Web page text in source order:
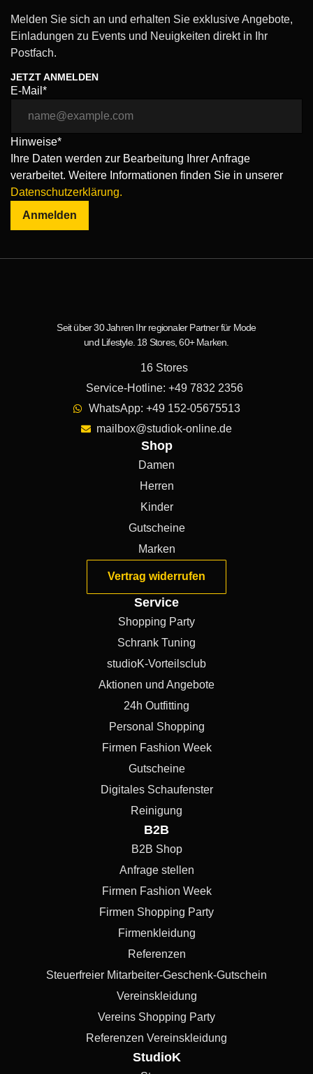
Melden Sie sich an und erhalten Sie exklusive Angebote,
Einladungen zu Events und Neuigkeiten direkt in Ihr
Postfach.
JETZT ANMELDEN
E-Mail*
Hinweise*
Ihre Daten werden zur Bearbeitung Ihrer Anfrage
verarbeitet. Weitere Informationen finden Sie in unserer
Datenschutzerklärung.
Anmelden
Seit über 30 Jahren Ihr regionaler Partner für Mode
und Lifestyle. 18 Stores, 60+ Marken.
16 Stores
Service-Hotline: +49 7832 2356
WhatsApp: +49 152-05675513
mailbox@studiok-online.de
Shop
Damen
Herren
Kinder
Gutscheine
Marken
Vertrag widerrufen
Service
Shopping Party
Schrank Tuning
studioK-Vorteilsclub
Aktionen und Angebote
24h Outfitting
Personal Shopping
Firmen Fashion Week
Gutscheine
Digitales Schaufenster
Reinigung
B2B
B2B Shop
Anfrage stellen
Firmen Fashion Week
Firmen Shopping Party
Firmenkleidung
Referenzen
Steuerfreier Mitarbeiter-Geschenk-Gutschein
Vereinskleidung
Vereins Shopping Party
Referenzen Vereinskleidung
StudioK